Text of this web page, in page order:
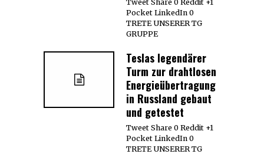
Tweet Share 0 Reddit +1
Pocket LinkedIn 0
TRETE UNSERER TG
GRUPPE
Teslas legendärer
Turm zur drahtlosen
Energieübertragung
in Russland gebaut
und getestet
Tweet Share 0 Reddit +1
Pocket LinkedIn 0
TRETE UNSERER TG